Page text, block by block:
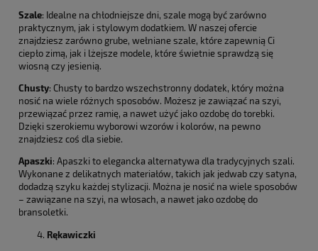
Szale: Idealne na chłodniejsze dni, szale mogą być zarówno
praktycznym, jak i stylowym dodatkiem. W naszej ofercie
znajdziesz zarówno grube, wełniane szale, które zapewnią Ci
ciepło zimą, jak i lżejsze modele, które świetnie sprawdzą się
wiosną czy jesienią.
Chusty: Chusty to bardzo wszechstronny dodatek, który można
nosić na wiele różnych sposobów. Możesz je zawiązać na szyi,
przewiązać przez ramię, a nawet użyć jako ozdobę do torebki.
Dzięki szerokiemu wyborowi wzorów i kolorów, na pewno
znajdziesz coś dla siebie.
Apaszki: Apaszki to elegancka alternatywa dla tradycyjnych szali.
Wykonane z delikatnych materiałów, takich jak jedwab czy satyna,
dodadzą szyku każdej stylizacji. Można je nosić na wiele sposobów
– zawiązane na szyi, na włosach, a nawet jako ozdobę do
bransoletki.
Rękawiczki